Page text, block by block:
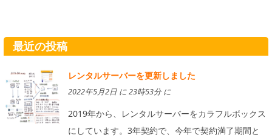
最近の投稿
レンタルサーバーを更新しました
2022年5月2日 に 23時53分 に
2019年から、レンタルサーバーをカラフルボックス
にしています。3年契約で、今年で契約満了期間と